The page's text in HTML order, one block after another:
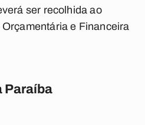
ser recolhida ao
e Financeira
Paraíba